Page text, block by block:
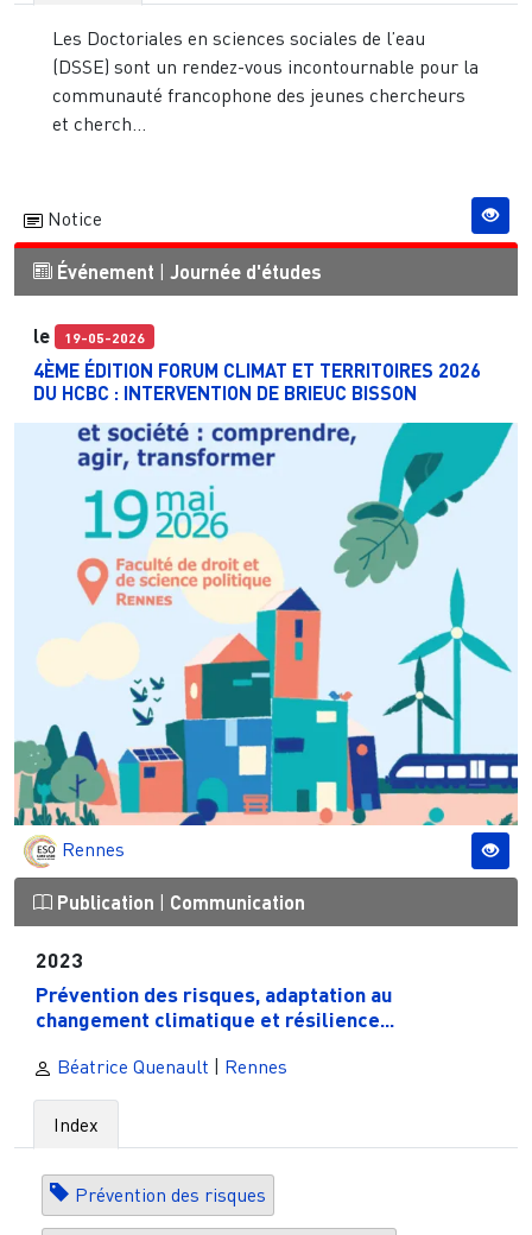
Les Doctoriales en sciences sociales de l’eau
(DSSE) sont un rendez-vous incontournable pour la
communauté francophone des jeunes chercheurs
et cherch...
Notice
Événement | Journée d'études
le 19-05-2026
4ÈME ÉDITION FORUM CLIMAT ET TERRITOIRES 2026
DU HCBC : INTERVENTION DE BRIEUC BISSON
Rennes
Publication Communication
2023
Prévention des risques, adaptation au
changement climatique et résilience...
Béatrice Quenault Rennes
Index
Prévention des risques